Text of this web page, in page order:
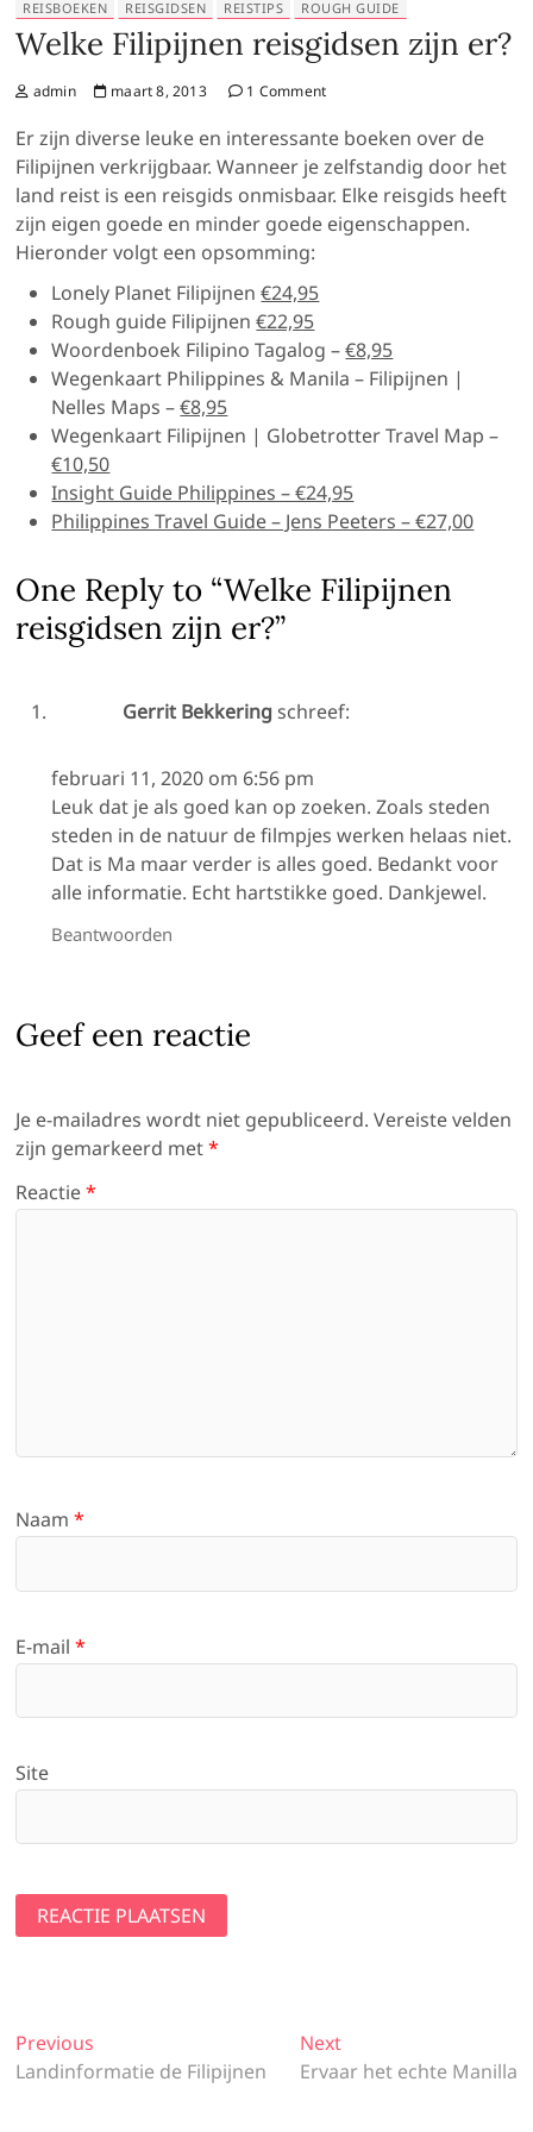
REISBOEKEN
REISGIDSEN REISTIPS ROUGH GUIDE
Welke Filipijnen reisgidsen zijn er?
admin maart 8, 2013 1 Comment
Er zijn diverse leuke en interessante boeken over de
Filipijnen verkrijgbaar. Wanneer je zelfstandig door het
land reist is een reisgids onmisbaar. Elke reisgids heeft
zijn eigen goede en minder goede eigenschappen.
Hieronder volgt een opsomming:
Lonely Planet Filipijnen€24,95
Rough guide Filipijnen€22,95
Woordenboek Filipino Tagalog –€8,95
Wegenkaart Philippines & Manila – Filipijnen |
Nelles Maps –€8,95
Wegenkaart Filipijnen | Globetrotter Travel Map –
€10,50
Insight Guide Philippines – €24,95
Philippines Travel Guide – Jens Peeters – €27,00
One Reply to “Welke Filipijnen
reisgidsen zijn er?”
Gerrit Bekkering schreef:
februari 11, 2020 om 6:56 pm
Leuk dat je als goed kan op zoeken. Zoals steden
steden in de natuur de filmpjes werken helaas niet.
Dat is Ma maar verder is alles goed. Bedankt voor
alle informatie. Echt hartstikke goed. Dankjewel.
Beantwoorden
Geef een reactie
Je e-mailadres wordt niet gepubliceerd. Vereiste velden
zijn gemarkeerd met*
Reactie*
Naam*
E-mail*
Site
B
e
Previous
r
Landinformatie de Filipijnen
NextN
e
Ervaar het echte Manilla